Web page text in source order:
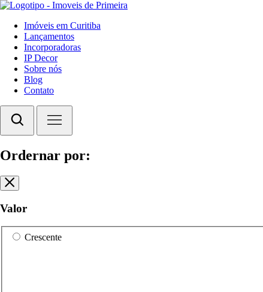
Imóveis em Curitiba
Lançamentos
Incorporadoras
IP Decor
Sobre nós
Blog
Contato
Ordernar por:
Valor
Crescente